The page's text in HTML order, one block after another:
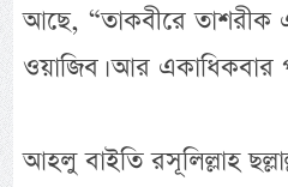
আছে, “তাকবীরে তাশরীক
ওয়াজিব। আর একাধিকবার
আহলু বাইতি রসূলিল্লাহ